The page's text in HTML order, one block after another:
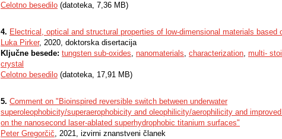
Celotno besedilo (datoteka, 7,36 MB)
4. Electrical, optical and structural properties of low-dimensional materials based
Luka Pirker, 2020, doktorska disertacija
Ključne besede: tungsten sub-oxides, nanomaterials, characterization, multi-
crystal
Celotno besedilo (datoteka, 17,91 MB)
5. Comment on "Bioinspired reversible switch between underwater
superoleophobicity/superaerophobicity and oleophilicity/aerophilicity and
on the nanosecond laser-ablated superhydrophobic titanium surfaces"
Peter Gregorčič, 2021, izvirni znanstveni članek